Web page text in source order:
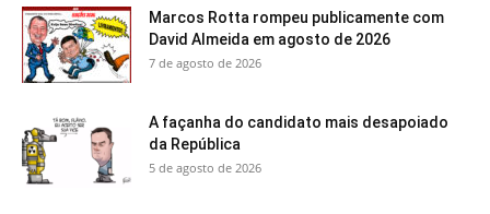
Marcos Rotta rompeu publicamente com
David Almeida em agosto de 2026
7 de agosto de 2026
A façanha do candidato mais desapoiado
da República
5 de agosto de 2026